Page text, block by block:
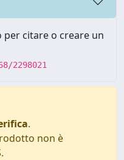
citare o creare un
2298021
.
non è